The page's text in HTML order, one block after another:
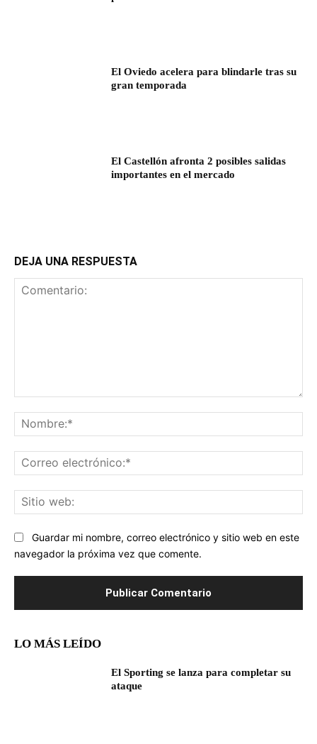
El Oviedo acelera para blindarle tras su
gran temporada
El Castellón afronta 2 posibles salidas
importantes en el mercado
DEJA UNA RESPUESTA
Guardar mi nombre, correo electrónico y sitio web en este
navegador la próxima vez que comente.
LO MÁS LEÍDO
El Sporting se lanza para completar su
ataque